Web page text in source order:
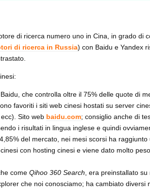
di ricerca numero uno in Cina, in grado di
di ricerca in Russia) con Baidu e Yandex
che controlla oltre il 75% delle quote di
favoriti i siti web cinesi hostati su server
Sito web baidu.com; consiglio anche di
i risultati in lingua inglese e quindi
del mercato, nei mesi scorsi ha raggiunto
con hosting cinesi e viene dato molto
come Qihoo 360 Search , era preinstallato
che noi conosciamo; ha cambiato diversi